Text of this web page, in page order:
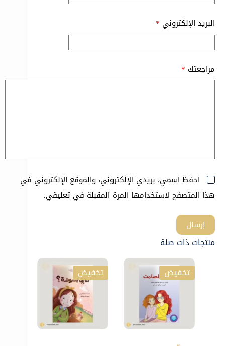
البريد الإلكتروني *
مراجعتك *
احفظ اسمي، بريدي الإلكتروني، والموقع الإلكتروني في
هذا المتصفح لاستخدامها المرة المقبلة في تعليقي.
إرسال
منتجات ذات صلة
تخفيض
تخفيض